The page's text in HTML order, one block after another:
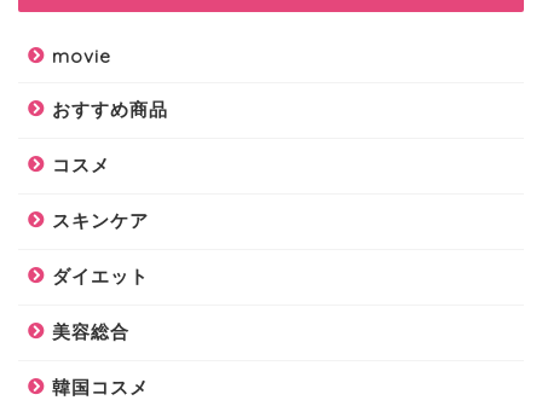
movie
おすすめ商品
コスメ
スキンケア
ダイエット
美容総合
韓国コスメ